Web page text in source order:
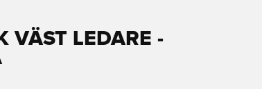
VÄST LEDARE -